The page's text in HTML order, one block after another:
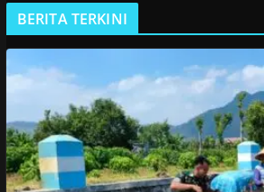
BERITA TERKINI